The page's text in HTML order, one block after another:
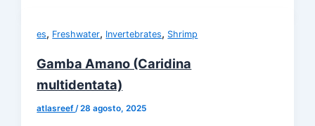
es, Freshwater, Invertebrates, Shrimp
Gamba Amano (Caridina
multidentata)
atlasreef /28 agosto, 2025